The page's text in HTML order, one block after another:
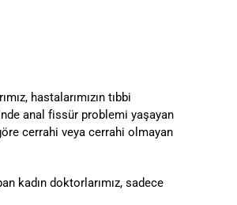
hastalarımızın tıbbi
anal fissür problemi yaşayan
cerrahi veya cerrahi olmayan
kadın doktorlarımız, sadece